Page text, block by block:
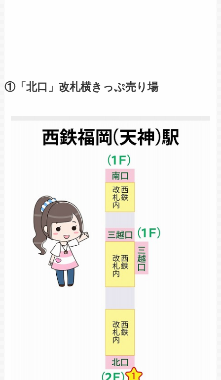
①「北口」改札横きっぷ売り場